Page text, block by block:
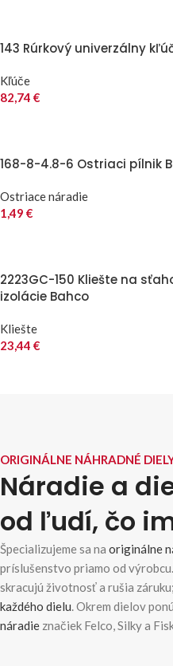
143 Rúrkový univerzálny
Kľúče
82,74 €
168-8-4.8-6 Ostriaci pílnik
Ostriace náradie
1,49 €
2223GC-150 Kliešte na
izolácie Bahco
Kliešte
23,44 €
ORIGINÁLNE NÁHRADNÉ
Náradie a
od ľudí, čo
Špecializujeme sa na originálne
príslušenstvo priamo od
skracujú životnosť a rušia
každého dielu. Okrem dielov
náradie značiek Felco, Silky a